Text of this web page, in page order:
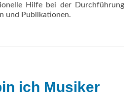
Hilfe bei der Durchführung
und Publikationen.
ich Musiker